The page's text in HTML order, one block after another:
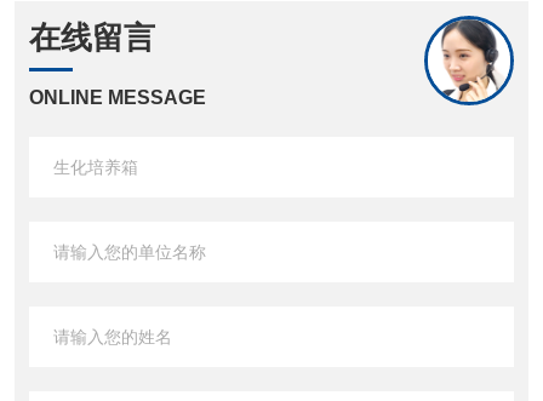
在线留言
ONLINE MESSAGE